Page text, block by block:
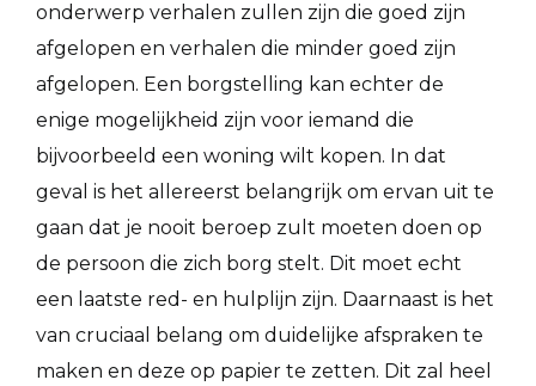
onderwerp verhalen zullen zijn die goed zijn
afgelopen en verhalen die minder goed zijn
afgelopen. Een borgstelling kan echter de
enige mogelijkheid zijn voor iemand die
bijvoorbeeld een woning wilt kopen. In dat
geval is het allereerst belangrijk om ervan uit te
gaan dat je nooit beroep zult moeten doen op
de persoon die zich borg stelt. Dit moet echt
een laatste red- en hulplijn zijn. Daarnaast is het
van cruciaal belang om duidelijke afspraken te
maken en deze op papier te zetten. Dit zal heel